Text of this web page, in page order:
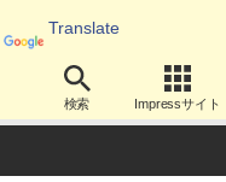
Translate
検索 Impressサイト